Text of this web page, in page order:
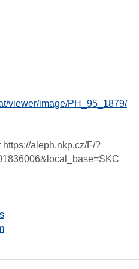
viewer/image/PH_95_1879/
aleph.nkp.cz/F/?